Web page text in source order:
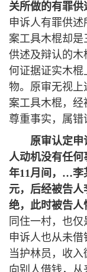
关所做的有罪供
申诉人有罪供
案工具木棍却
供述及辩认的
何证据证实木棍
物。原审无视上
案工具木棍，经
尊重事实，属错
原审认定申
人动机没有任何
年11月间， …李
元，后经被告
绝，此时被告人
同住一村，也仅
申诉人也从未
当护林员，收
向别人借钱，